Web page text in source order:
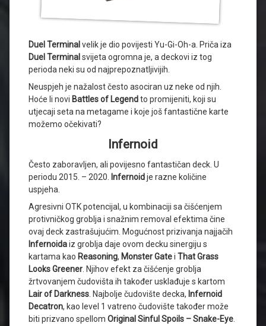
Duel Terminal velik je dio povijesti Yu-Gi-Oh-a. Priča iza
Duel Terminal svijeta ogromna je, a deckovi iz tog
perioda neki su od najprepoznatljivijih.
Neuspjeh je nažalost često asociran uz neke od njih.
Hoće li novi Battles of Legendto promijeniti, koji su
utjecaji seta na metagame i koje još fantastične karte
možemo očekivati?
Infernoid
Često zaboravljen, ali povijesno fantastičan deck. U
periodu 2015. – 2020.
Infernoidje razne količine
uspjeha.
Agresivni OTK potencijal, u kombinaciji sa čišćenjem
protivničkog groblja i snažnim removal efektima čine
ovaj deck zastrašujućim. Mogućnost prizivanja najjačih
Infernoidaiz groblja daje ovom decku sinergiju s
kartama kao Reasoning, MonsterGatei That Grass
Looks Greener . Njihov efekt za čišćenje groblja
žrtvovanjem čudovišta ih također usklađuje s kartom
Lair of Darkness . Najbolje čudovište decka, Infernoid
Decatron, kao level 1 vatreno čudovište također može
biti prizvano spellom Original Sinful Spoils – Snake-Eye